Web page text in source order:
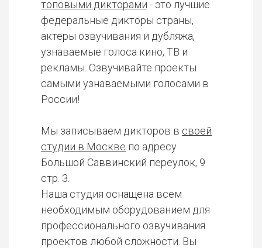
топовыми дикторами - это лучшие
федеральные дикторы страны,
актеры озвучивания и дубляжа,
узнаваемые голоса кино, ТВ и
рекламы. Озвучивайте проекты
самыми узнаваемыми голосами в
России!
Мы записываем дикторов в своей
студии в Москве по адресу
Большой Саввинский переулок, 9
стр. 3.
Наша студия оснащена всем
необходимым оборудованием для
профессионального озвучивания
проектов любой сложности. Вы